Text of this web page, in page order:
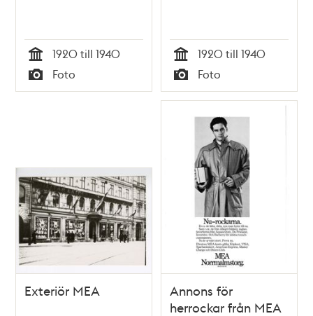
Tid
1920 till 1940
Typ
Foto Tid
1920 till 1940
Typ
Foto
Exteriör MEA
Annons för
herrockar från MEA